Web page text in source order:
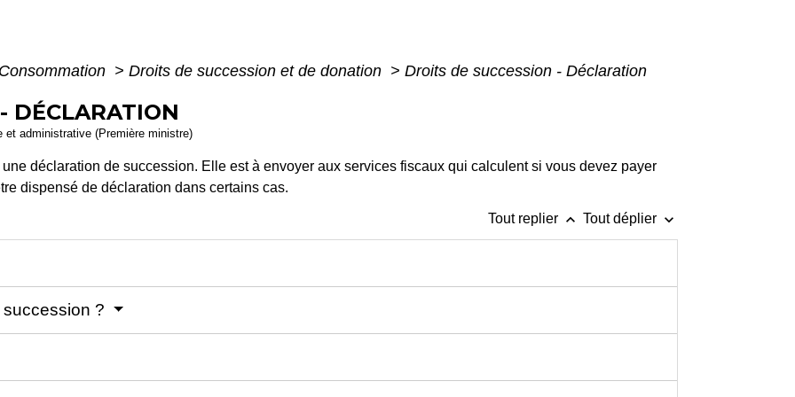
> Droits de succession et de donation > Droits de succession - Déclaration
DÉCLARATION
et administrative (Première ministre)
déclaration de succession. Elle est à envoyer aux services fiscaux qui calculent si vous devez payer
dispensé de déclaration dans certains cas.
Tout replier keyboard_arrow_up Tout déplier keyboard_arrow_down
?